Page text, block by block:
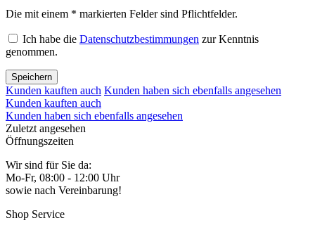
Die mit einem * markierten Felder sind Pflichtfelder.
Ich habe die Datenschutzbestimmungen zur Kenntnis
genommen.
Speichern
Kunden kauften auch Kunden haben sich ebenfalls angesehen
Kunden kauften auch
Kunden haben sich ebenfalls angesehen
Zuletzt angesehen
Öffnungszeiten
Wir sind für Sie da:
Mo-Fr, 08:00 - 12:00 Uhr
sowie nach Vereinbarung!
Shop Service